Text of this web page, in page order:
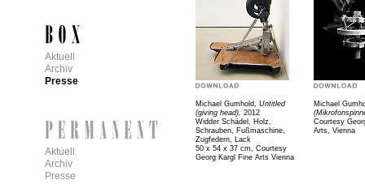
Michael Gumhold,
Untitled
(giving head), 2012
Widder Schädel, Holz,
Schrauben, Fußmaschine,
Zugfedern, Lack
50 x 54 x 37 cm, Courtesy
Georg Kargl Fine Arts Vienna
Michael
Courtesy
Arts, Vienna
Aktuell
Archiv
Presse
Aktuell
Archiv
Presse